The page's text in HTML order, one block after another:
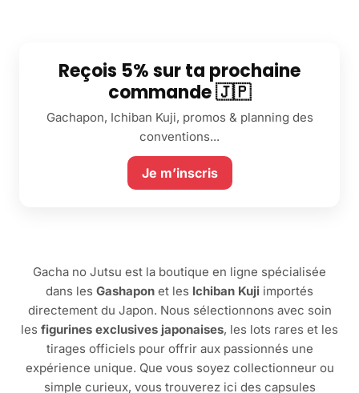
Reçois 5% sur ta prochaine
commande 🇯🇵
Gachapon, Ichiban Kuji, promos & planning des
conventions...
Je m’inscris
Gacha no Jutsu est la boutique en ligne spécialisée
dans les Gashapon et les Ichiban Kuji importés
directement du Japon. Nous sélectionnons avec soin
les figurines exclusives japonaises, les lots rares et les
tirages officiels pour offrir aux passionnés une
expérience unique. Que vous soyez collectionneur ou
simple curieux, vous trouverez ici des capsules